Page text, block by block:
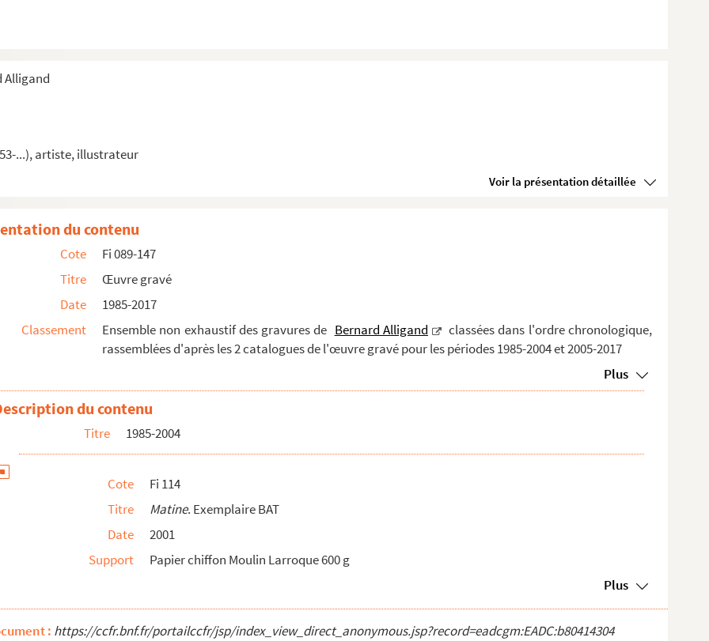
Alligand
...), artiste, illustrateur
Voir la présentation détaillée
du contenu
Cote
Fi 089-147
Titre
Œuvre gravé
Date
1985-2017
Classement
Ensemble non exhaustif des gravures de Bernard Alligand
classées dans l'ordre chronologique,
rassemblées d'après les 2 catalogues de l'œuvre gravé pour les périodes 1985-2004 et 2005-2017
Plus
du contenu
Titre 1985-2004
Cote
Fi 114
Titre
Matine. Exemplaire BAT
Date
2001
Support
Papier chiffon Moulin Larroque 600 g
Plus
: https://ccfr.bnf.fr/portailccfr/jsp/index_view_direct_anonymous.jsp?record=eadcgm:EADC:b80414304